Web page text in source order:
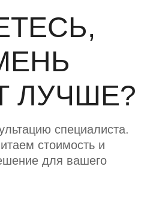
ЛУЧШЕ?
специалиста.
стоимость и
для вашего